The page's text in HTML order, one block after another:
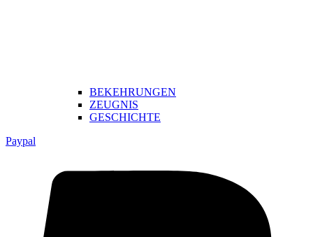
BEKEHRUNGEN
ZEUGNIS
GESCHICHTE
Paypal